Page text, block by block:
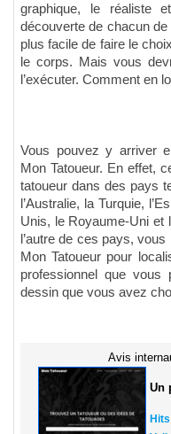
graphique, le réaliste
découverte de chacun
plus facile de faire le
le corps. Mais vous
l’exécuter. Comment en
Vous pouvez y arriver
Mon Tatoueur. En effet,
tatoueur dans des pays
l’Australie, la Turquie,
Unis, le Royaume-Uni et
l’autre de ces pays,
Mon Tatoueur pour
professionnel que
dessin que vous avez
Avis
Un
Hits